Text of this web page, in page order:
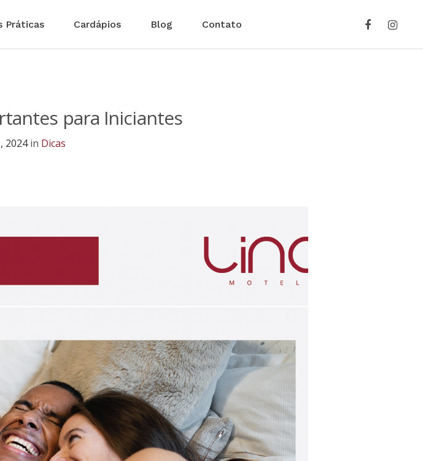
Práticas Cardápios Blog Contato
para Iniciantes
2024in Dicas